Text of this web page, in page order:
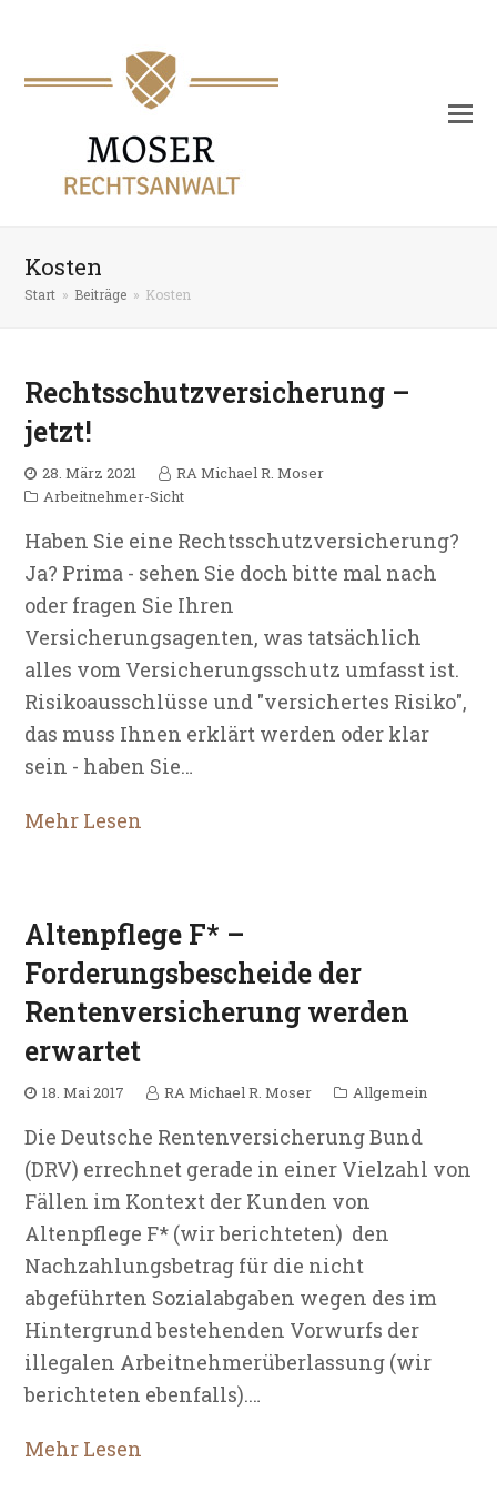
Kosten
Start » Beiträge » Kosten
Rechtsschutzversicherung –
jetzt!
28. März 2021
RA Michael R. Moser
Arbeitnehmer-Sicht
Haben Sie eine Rechtsschutzversicherung?
Ja? Prima - sehen Sie doch bitte mal nach
oder fragen Sie Ihren
Versicherungsagenten, was tatsächlich
alles vom Versicherungsschutz umfasst ist.
Risikoausschlüsse und "versichertes Risiko",
das muss Ihnen erklärt werden oder klar
sein - haben Sie…
Mehr Lesen
Altenpflege F* –
Forderungsbescheide der
Rentenversicherung werden
erwartet
18. Mai 2017 RA Michael R. Moser Allgemein
Die Deutsche Rentenversicherung Bund
(DRV) errechnet gerade in einer Vielzahl von
Fällen im Kontext der Kunden von
Altenpflege F* (wir berichteten) den
Nachzahlungsbetrag für die nicht
abgeführten Sozialabgaben wegen des im
Hintergrund bestehenden Vorwurfs der
illegalen Arbeitnehmerüberlassung (wir
berichteten ebenfalls).…
Mehr Lesen